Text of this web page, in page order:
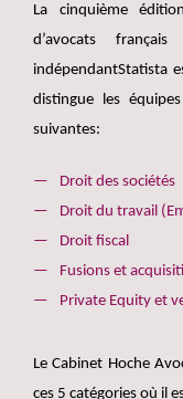
La cinquième
d’avocats
indépendantStatista
distingue les
suivantes:
Droit des sociétés
Droit du travail
Droit fiscal
Fusions et
Private Equity et
Le Cabinet Hoche
ces 5 catégories où il